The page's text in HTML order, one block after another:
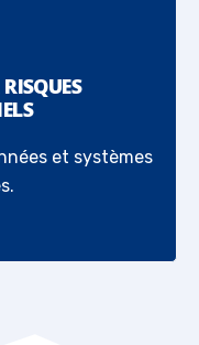
et systèmes